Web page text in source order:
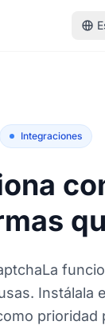
Integraciones
Instálala
prioridad